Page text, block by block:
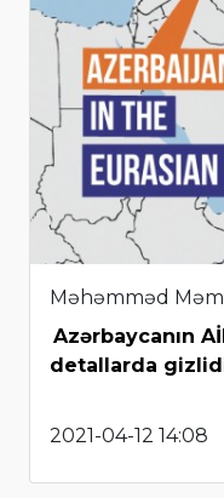
Məhəmməd
Azərbaycanın
detallarda
2021-04-12 14:08